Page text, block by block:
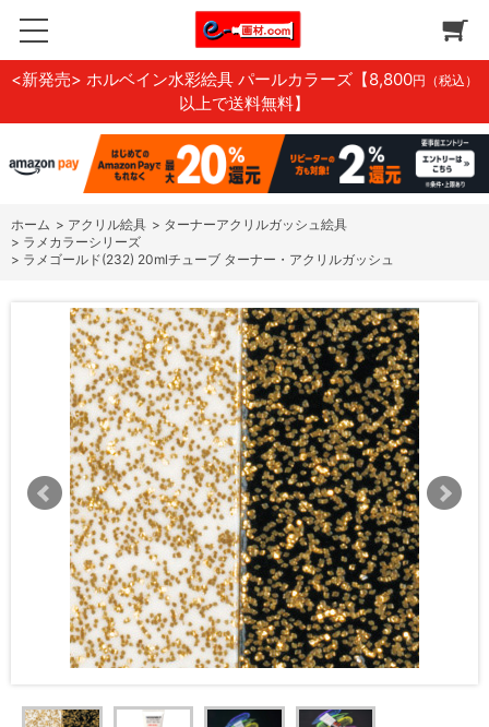
<新発売> ホルベイン水彩絵具 パールカラーズ 【8,800円（税込）
以上で送料無料】
ホーム > アクリル絵具 > ターナーアクリルガッシュ絵具
> ラメカラーシリーズ
> ラメゴールド(232) 20mlチューブ ターナー・アクリルガッシュ